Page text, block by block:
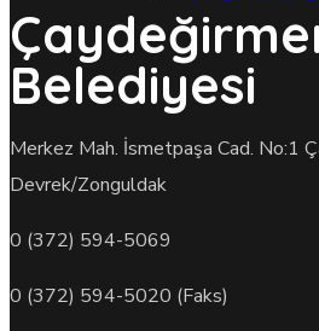
Belediyesi
Merkez Mah. İsmetpaşa Cad. No:1
Devrek/Zonguldak
0 (372) 594-5069
0 (372) 594-5020 (Faks)